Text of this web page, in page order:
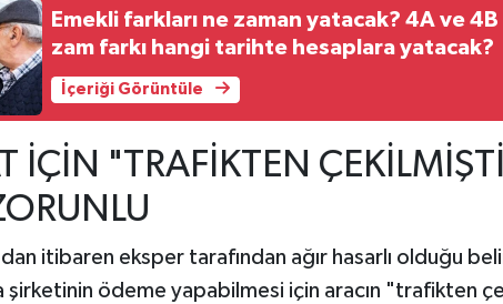
Emekli farkları ne zaman yatacak? 4A ve
zam farkı hangi tarihte hesaplara yatacak?
İçeriği Görüntüle
İÇİN "TRAFİKTEN
itibaren eksper tarafından ağır hasarlı olduğu
şirketinin ödeme yapabilmesi için aracın "trafikten